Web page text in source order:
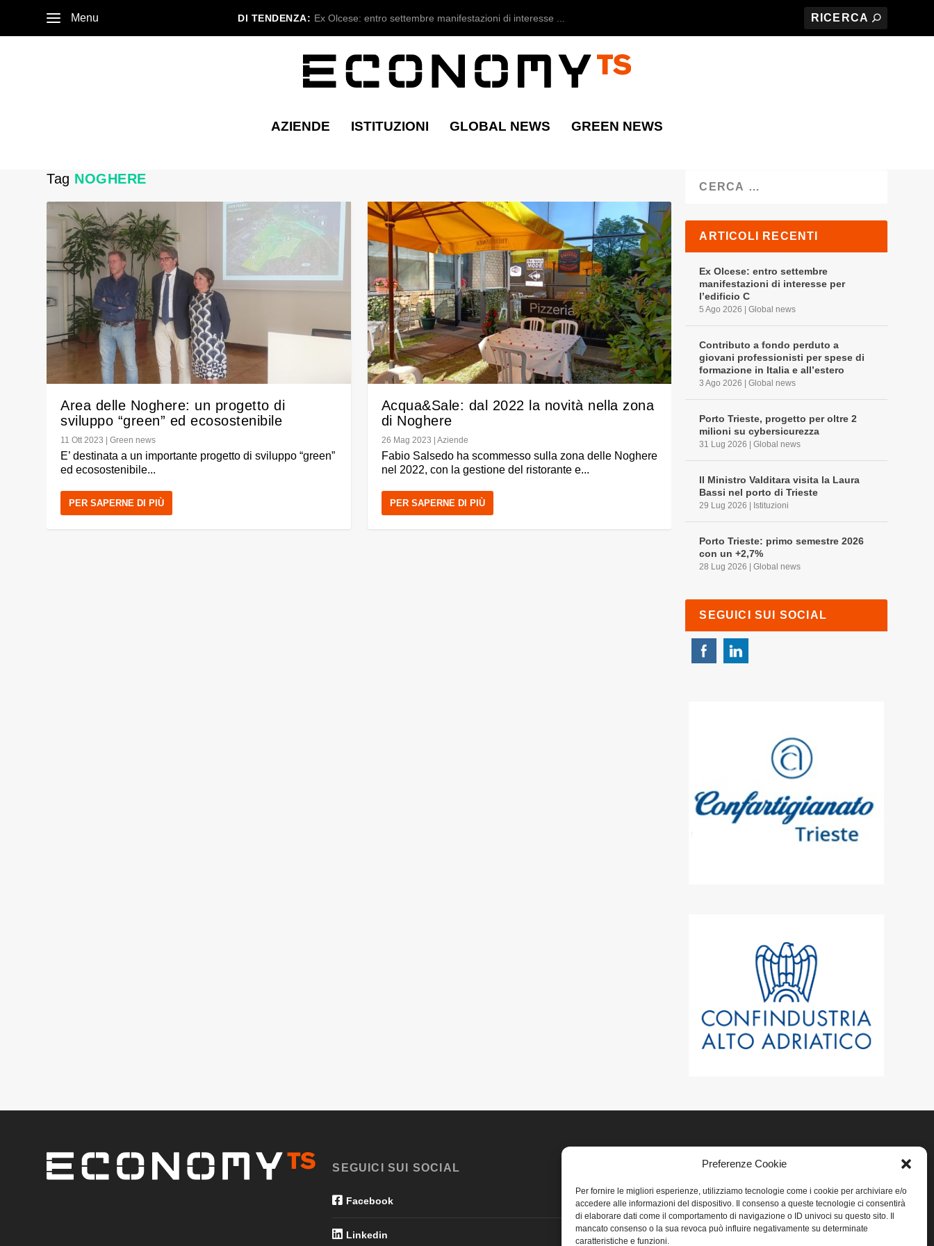
Preferenze Cookie
Per fornire le migliori esperienze, utilizziamo tecnologie come i cookie per archiviare e/o
accedere alle informazioni del dispositivo. Il consenso a queste tecnologie ci consentirà
di elaborare dati come il comportamento di navigazione o ID univoci su questo sito. Il
mancato consenso o la sua revoca può influire negativamente su determinate
caratteristiche e funzioni.
Menu DI TENDENZA: Ex Olcese: entro settembre manifestazioni di interesse ...
AZIENDE ISTITUZIONI GLOBAL NEWS GREEN NEWS
Tag NOGHERE
Area delle Noghere: un progetto di
sviluppo “green” ed ecosostenibile
11 Ott 2023 |Green news
E’ destinata a un importante progetto di sviluppo “green”
ed ecosostenibile...
PER SAPERNE DI PIÙ
Acqua&Sale: dal 2022 la novità nella zona
di Noghere
26 Mag 2023 Aziende
Fabio Salsedo ha scommesso sulla zona delle Noghere
nel 2022, con la gestione del ristorante e...
PER SAPERNE DI PIÙ
ARTICOLI RECENTI
Ex Olcese: entro settembre
manifestazioni di interesse per
l’edificio C
5 Ago 2026 |Global news
Contributo a fondo perduto a
giovani professionisti per spese di
formazione in Italia e all’estero
3 Ago 2026 |Global news
Porto Trieste, progetto per oltre 2
milioni su cybersicurezza
31 Lug 2026 |Global news
Il Ministro Valditara visita la Laura
Bassi nel porto di Trieste
29 Lug 2026 Istituzioni
Porto Trieste: primo semestre 2026
con un +2,7%
28 Lug 2026 |Global news
SEGUICI SUI SOCIAL
SEGUICI SUI SOCIAL
Facebook
Linkedin
Home
Privacy